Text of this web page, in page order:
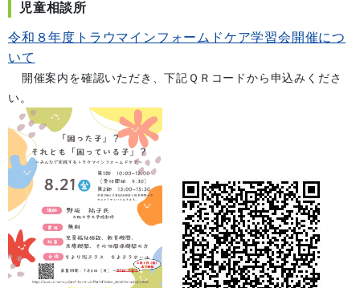
児童相談所
令和８年度トラウマインフォームドケア学習会開催につ
いて
開催案内を確認いただき、下記ＱＲコードから申込みくださ
い。